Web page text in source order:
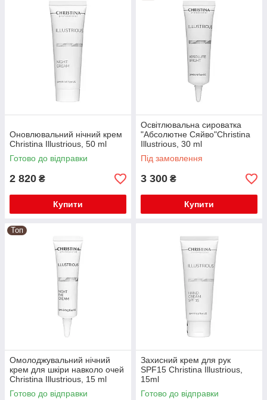
Оновлювальний нічний крем
Christina Illustrious, 50 ml
Готово до відправки
2 820 ₴
Купити
Освітлювальна сироватка
"Абсолютне Сяйво"Christina
Illustrious, 30 ml
Під замовлення
3 300 ₴
Купити
Топ
Омолоджувальний нічний
крем для шкіри навколо очей
Christina Illustrious, 15 ml
Готово до відправки
Захисний крем для рук
SPF15 Christina Illustrious,
15ml
Готово до відправки